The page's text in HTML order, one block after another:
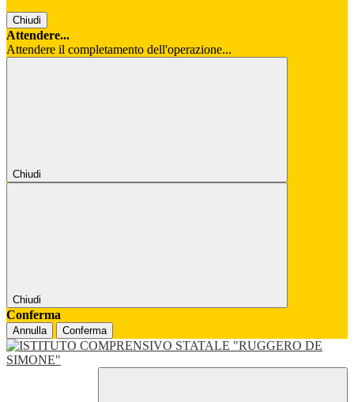
Chiudi
Attendere...
Attendere il completamento dell'operazione...
Chiudi
Chiudi
Conferma
Annulla Conferma